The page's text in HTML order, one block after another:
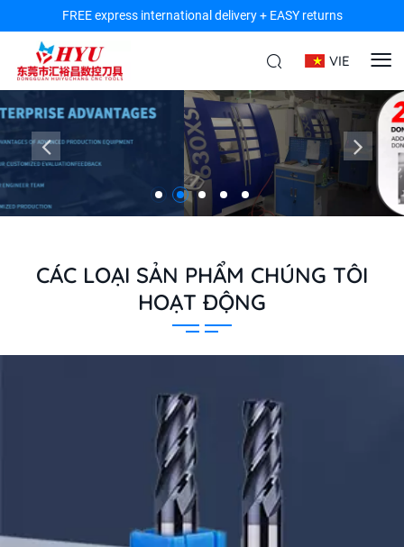
FREE express international delivery + EASY returns
VIE
CÁC LOẠI SẢN PHẨM CHÚNG TÔI
HOẠT ĐỘNG